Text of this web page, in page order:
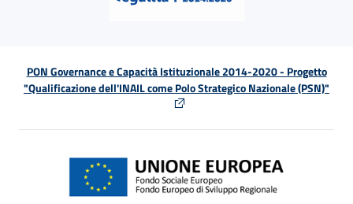
PON Governance e Capacità Istituzionale 2014-2020 - Progetto
"Qualificazione dell'INAIL come Polo Strategico Nazionale (PSN)"